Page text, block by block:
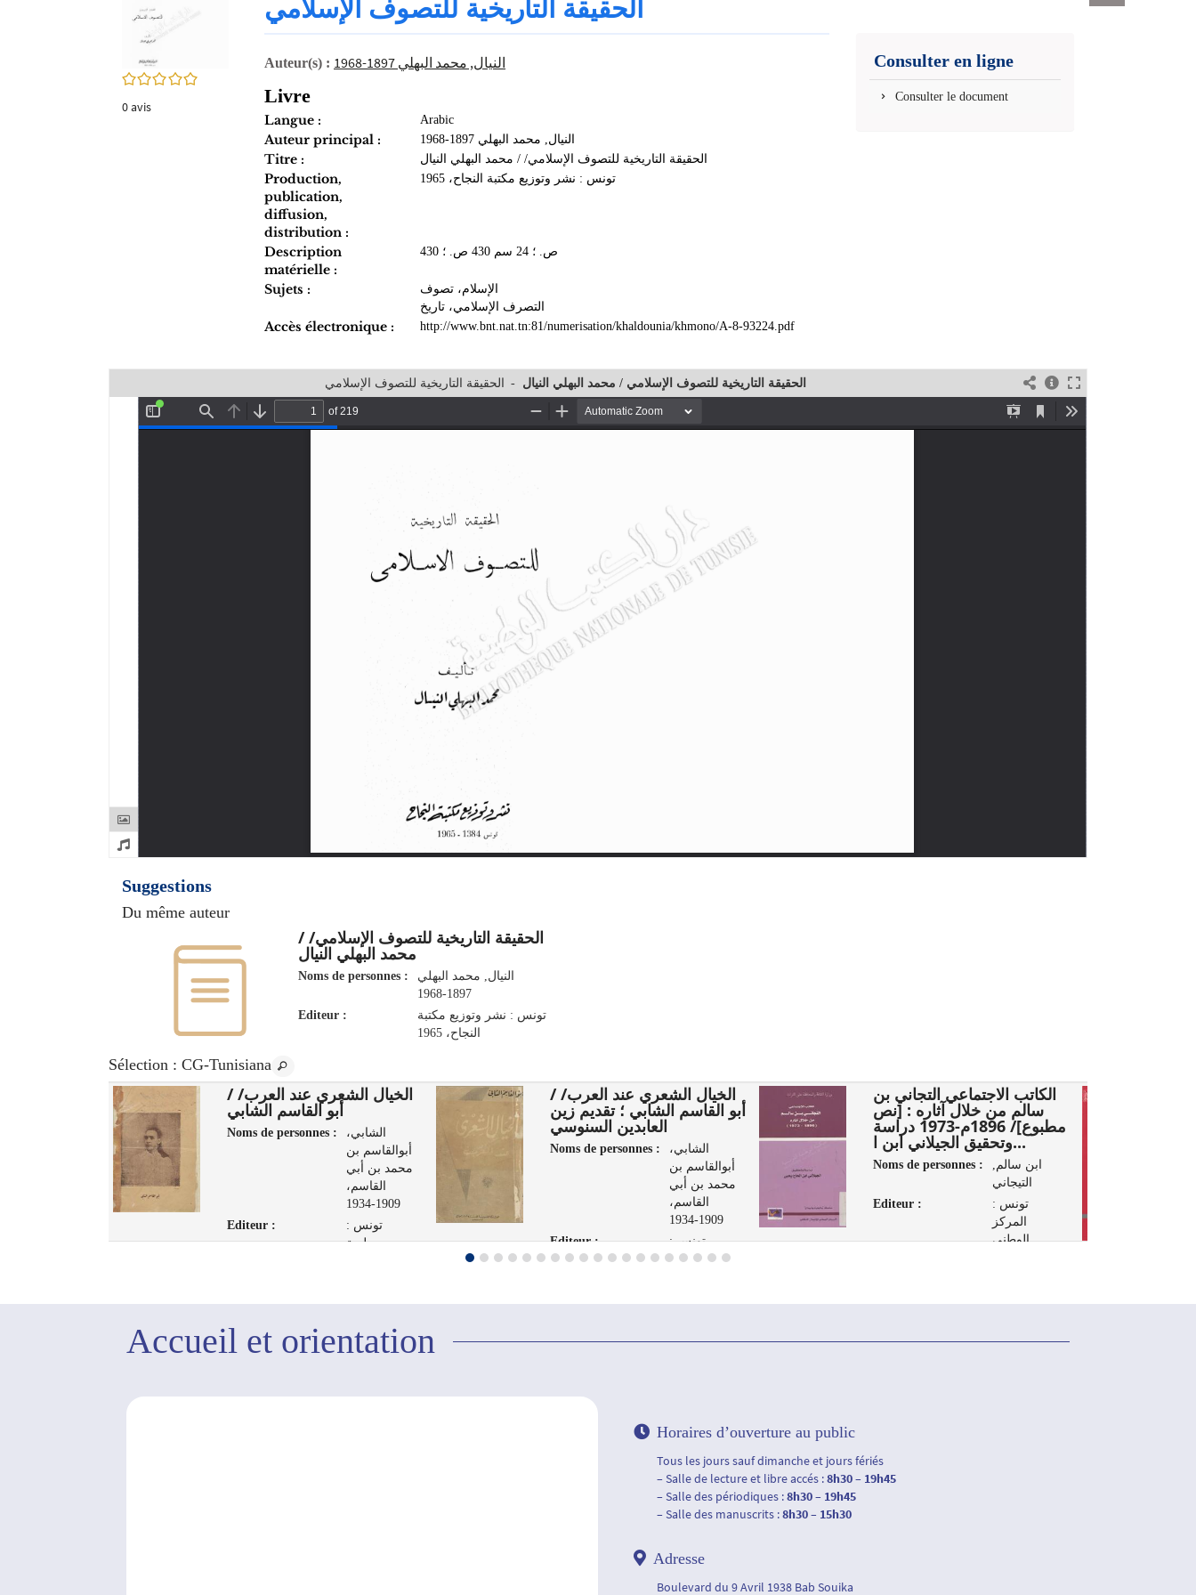
0/5
0avis
الحقيقة التاريخية للتصوف الإسلامي
Auteur(s) : النيال, محمد البهلي‏ ‏‏‏‏1897‏‏-1968‏
Livre
Langue : Arabic
Auteur principal : النيال, محمد البهلي‏ ‏‏‏‏1897‏‏-1968‏
Titre : الحقيقة التاريخية للتصوف الإسلامي/ / محمد البهلي النيال
Production,
publication,
diffusion,
distribution :
تونس : نشر وتوزيع مكتبة النجاح‏‏، ‏1965
Description
matérielle :
430 ص.‏‏ ؛ ‏24‏ سم 430 ص.‏‏ ؛
Sujets :
الإسلام، تصوف
التصرف الإسلامي، تاريخ
Accès électronique : http://www.bnt.nat.tn:81/numerisation/khaldounia/khmono/A-8-93224.pdf
fenêtre)
Consulter en ligne
Consulter le document
الحقيقة التاريخية للتصوف الإسلامي - الحقيقة التاريخية للتصوف الإسلامي / محمد البهلي النيال
Suggestions
Du même auteur
الحقيقة التاريخية للتصوف الإسلامي/ /
محمد البهلي النيال
Noms de personnes :
النيال, محمد البهلي‏
Editeur :
تونس : نشر وتوزيع مكتبة
النجاح‏‏، ‏1965
Sélection : CG-Tunisiana
الخيال الشعري عند العرب/ /
أبو القاسم الشابي
Noms de personnes :
الشابي،
أبوالقاسم بن
محمد بن أبي
القاسم،
1909-1934
Editeur :
تونس :
مطبعة
الخيال الشعري عند العرب/ /
أبو القاسم الشابي ؛ تقديم زين
العابدين السنوسي
Noms de personnes :
الشابي،
أبوالقاسم بن
محمد بن أبي
القاسم،
1909-1934
Editeur :
تونس :
الشركة
الكاتب الاجتماعي التجاني بن
سالم من خلال آثاره : [نص
مطبوع]/ 1896م-1973 دراسة
وتحقيق الجيلاني ابن ا...
Noms de personnes :
ابن سالم,
التيجاني
Editeur :
تونس :
المركز
الوطني
Accueil et orientation
Horaires d’ouverture au public
Tous les jours sauf dimanche et jours fériés
– Salle de lecture et libre accés :8h30 – 19h45
– Salle des périodiques :8h30 – 19h45
– Salle des manuscrits :8h30 – 15h30
Adresse
Boulevard du 9 Avril 1938 Bab Souika